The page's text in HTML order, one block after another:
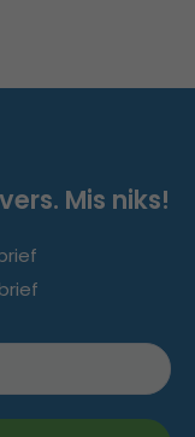
Mis niks!